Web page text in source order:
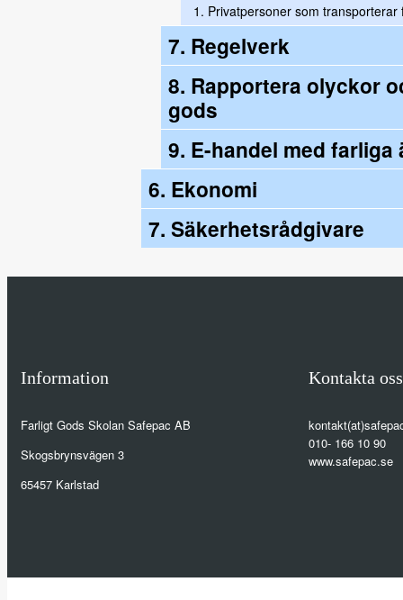
1. Privatpersoner som transporterar
7. Regelverk
8. Rapportera olyckor
gods
9. E-handel med farliga
6. Ekonomi
7. Säkerhetsrådgivare
Information
Farligt Gods Skolan Safepac AB
Skogsbrynsvägen 3
65457 Karlstad
Kontakta oss
010- 166 10 90
www.safepac.se